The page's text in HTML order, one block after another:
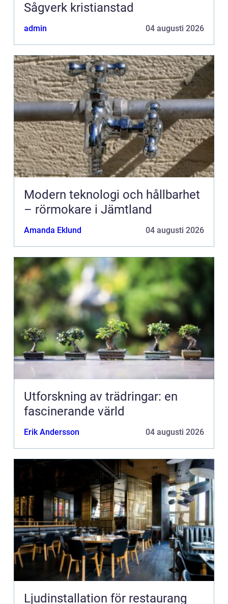
Sågverk kristianstad
admin 04 augusti 2026
Modern teknologi och hållbarhet
– rörmokare i Jämtland
Amanda Eklund 04 augusti 2026
Utforskning av trädringar: en
fascinerande värld
Erik Andersson 04 augusti 2026
Ljudinstallation för restaurang